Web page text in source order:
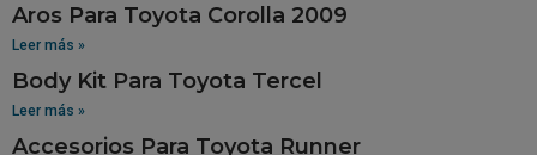
Aros Para Toyota Corolla 2009
Leer más »
Body Kit Para Toyota Tercel
Leer más »
Accesorios Para Toyota Runner